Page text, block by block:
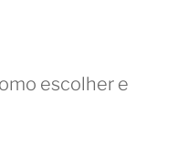
escolher e